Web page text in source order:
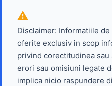
Disclaimer: Informatiile
oferite exclusiv in scop
privind corectitudinea sau
erori sau omisiuni legate
implica nicio raspundere